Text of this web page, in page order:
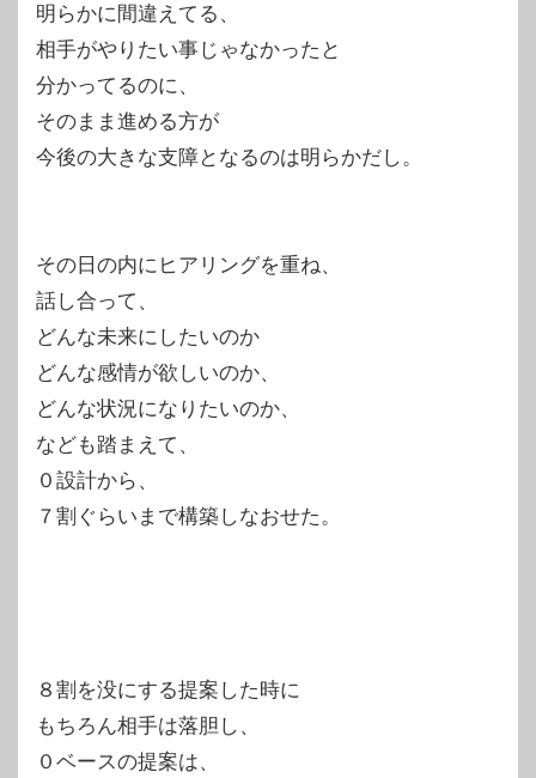
明らかに間違えてる、
相手がやりたい事じゃなかったと
分かってるのに、
そのまま進める方が
今後の大きな支障となるのは明らかだし。
その日の内にヒアリングを重ね、
話し合って、
どんな未来にしたいのか
どんな感情が欲しいのか、
どんな状況になりたいのか、
なども踏まえて、
０設計から、
７割ぐらいまで構築しなおせた。
８割を没にする提案した時に
もちろん相手は落胆し、
０ベースの提案は、